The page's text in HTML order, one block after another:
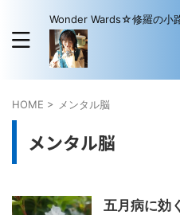
Wonder Wards☆修羅の小
HOME > メンタル脳
メンタル脳
五月病に効